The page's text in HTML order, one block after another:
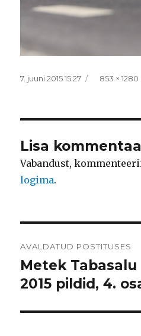
Postitatud
7. juuni 2015 15:27 Täissuurus
853 × 1280
Lisa
Vabandust,
logima.
AVALDATUD POSTITUSES
Metek
2015 pildid, 4.